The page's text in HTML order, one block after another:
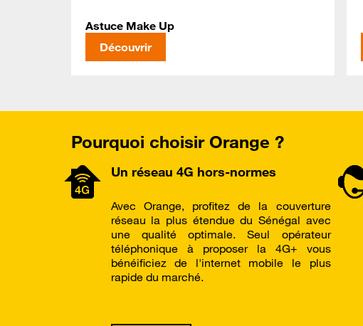
Astuce Make Up
Découvrir
Pourquoi choisir Orange ?
Un réseau 4G hors-normes
Avec Orange, profitez de la couverture
réseau la plus étendue du Sénégal avec
une qualité optimale. Seul opérateur
téléphonique à proposer la 4G+ vous
bénéificiez de l'internet mobile le plus
rapide du marché.